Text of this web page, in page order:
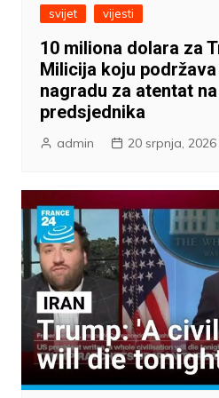
svijet vijesti
10 miliona dolara za
Milicija koju
nagradu za atentat
predsjednika
admin 20 srpnja, 2026